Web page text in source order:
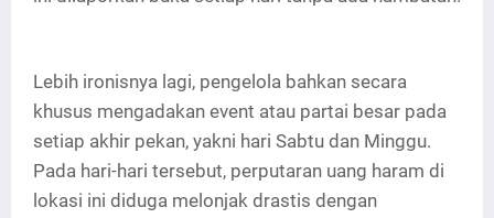
Lebih ironisnya lagi, pengelola bahkan secara
khusus mengadakan event atau partai besar pada
setiap akhir pekan, yakni hari Sabtu dan Minggu.
Pada hari-hari tersebut, perputaran uang haram di
lokasi ini diduga melonjak drastis dengan